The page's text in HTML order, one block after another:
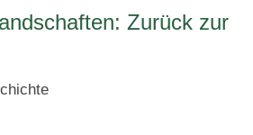
Zurück zur